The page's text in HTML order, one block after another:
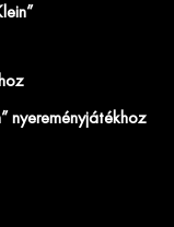
nyereményjátékhoz